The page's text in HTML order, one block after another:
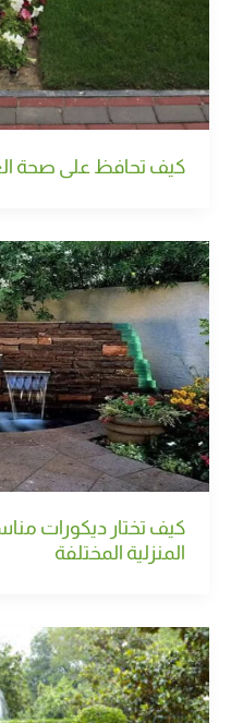
كيف تحافظ على صحة
كيف تختار ديكورات
المنزلية المختلفة